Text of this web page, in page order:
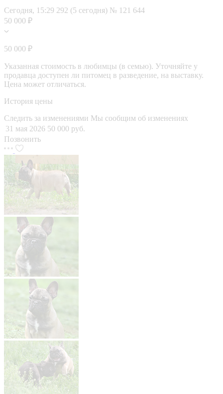
Сегодня, 15:29 292 (5 сегодня) № 121 644
50 000 ₽
50 000 ₽
Указанная стоимость в любимцы (в семью). Уточняйте у
продавца доступен ли питомец в разведение, на выставку.
Цена может отличаться.
История цены
Следить за изменениями Мы сообщим об изменениях
31 мая 2026 50 000 руб.
Позвонить